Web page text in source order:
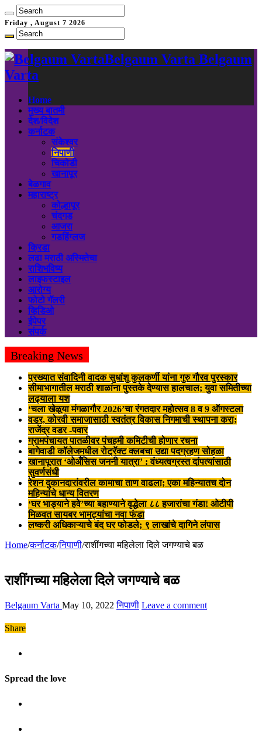
Friday , August 7 2026
Belgaum Varta Belgaum
Varta
Home
मुख्य बातमी
देश/विदेश
कर्नाटक
संकेश्वर
निपाणी
चिकोडी
खानापूर
बेळगाव
महाराष्ट्र
कोल्हापूर
चंदगड
आजरा
गडहिंग्लज
क्रिडा
लढा मराठी अस्मितेचा
राशिभविष्य
लाइफस्टाइल
आरोग्य
फोटो गॅलरी
व्हिडिओ
ईपेपर
संपर्क
Breaking News
प्रख्यात संवादिनी वादक सुधांशु कुलकर्णी यांना गुरु गौरव पुरस्कार
सीमाभागातील मराठी शाळांना पुस्तके देण्यास हालचाल; युवा समितीच्या
लढ्याला यश
‘चला खेळूया मंगळागौर 2026’चा रंगतदार महोत्सव 8 व 9 ऑगस्टला
वडर, कोरवी समाजासाठी स्वतंत्र विकास निगमाची स्थापना करा;
राजेंद्र वडर -पवार
ग्रामपंचायत पातळीवर पंचहमी कमिटीची होणार रचना
बागेवाडी कॉलेजमधील रोट्रॅक्ट क्लबचा उद्या पदग्रहण सोहळा
खानापूरात ‘ओअँसिस जननी यात्रा’ : वंध्यत्वग्रस्त दांपत्यांसाठी
सुवर्णसंधी
रेशन दुकानदारांवरील कामाचा ताण वाढला; एका महिन्यातच दोन
महिन्यांचे धान्य वितरण
‘घर भाड्याने हवे’च्या बहाण्याने वृद्धेला ८८ हजारांचा गंडा! ओटीपी
मिळवत सायबर भामट्यांचा नवा फंडा
लष्करी अधिकाऱ्याचे बंद घर फोडले; ९ लाखांचे दागिने लंपास
Home/कर्नाटक/निपाणी/राशींगच्या महिलेला दिले जगण्याचे बळ
राशींगच्या महिलेला दिले जगण्याचे बळ
Belgaum Varta May 10, 2022 निपाणी Leave a comment
Share
Spread the love